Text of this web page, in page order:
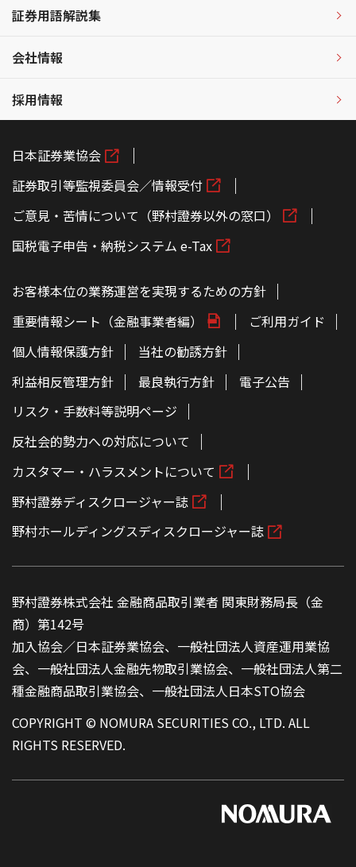
証券用語解説集
会社情報
採用情報
日本証券業協会
証券取引等監視委員会／情報受付
ご意見・苦情について（野村證券以外の窓口）
国税電子申告・納税システム e-Tax
お客様本位の業務運営を実現するための方針
重要情報シート（金融事業者編）
ご利用ガイド
個人情報保護方針
当社の勧誘方針
利益相反管理方針
最良執行方針
電子公告
リスク・手数料等説明ページ
反社会的勢力への対応について
カスタマー・ハラスメントについて
野村證券ディスクロージャー誌
野村ホールディングスディスクロージャー誌
野村證券株式会社 金融商品取引業者 関東財務局長（金
商）第142号
加入協会／日本証券業協会、一般社団法人資産運用業協
会、一般社団法人金融先物取引業協会、一般社団法人第二
種金融商品取引業協会、一般社団法人日本STO協会
COPYRIGHT © NOMURA SECURITIES CO., LTD. ALL
RIGHTS RESERVED.